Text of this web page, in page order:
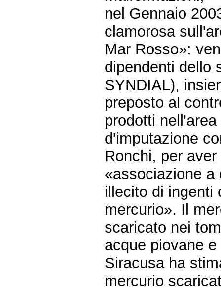
nel Gennaio
clamorosa
Mar Rosso»:
dipendenti dello
SYNDIAL),
preposto al
prodotti
d'imputazione
Ronchi, per
«associazione a
illecito di ingenti
mercurio». Il
scaricato nei
acque piovane
Siracusa ha
mercurio